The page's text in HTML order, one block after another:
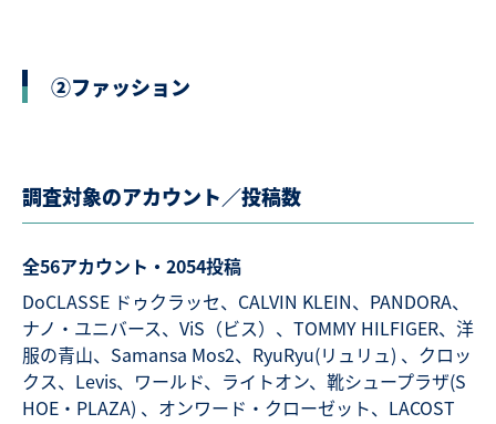
②ファッション
調査対象のアカウント／投稿数
全56アカウント・2054投稿
DoCLASSE ドゥクラッセ、CALVIN KLEIN、PANDORA、
ナノ・ユニバース、ViS（ビス）、TOMMY HILFIGER、洋
服の青山、Samansa Mos2、RyuRyu(リュリュ) 、クロッ
クス、Levis、ワールド、ライトオン、靴シュープラザ(S
HOE・PLAZA) 、オンワード・クローゼット、LACOST